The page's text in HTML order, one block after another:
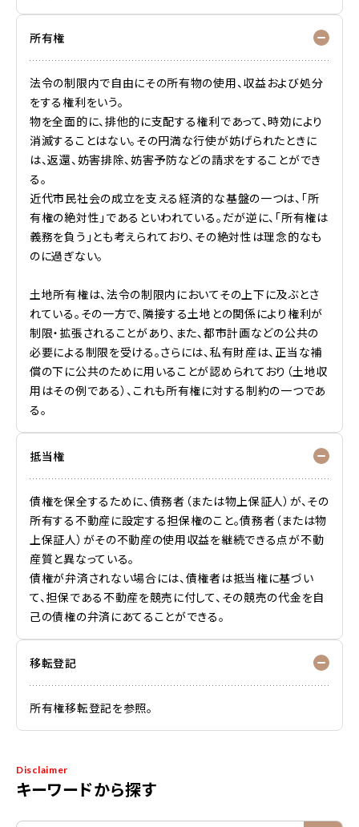
Disclaimer
キーワードから探す
所有権
法令の制限内で自由にその所有物の使用、収益および処分
をする権利をいう。
物を全面的に、排他的に支配する権利であって、時効により
消滅することはない。その円満な行使が妨げられたときに
は、返還、妨害排除、妨害予防などの請求をすることができ
る。
近代市民社会の成立を支える経済的な基盤の一つは、「所
有権の絶対性」であるといわれている。だが逆に、「所有権は
義務を負う」とも考えられており、その絶対性は理念的なも
のに過ぎない。
土地所有権は、法令の制限内においてその上下に及ぶとさ
れている。その一方で、隣接する土地との関係により権利が
制限・拡張されることがあり、また、都市計画などの公共の
必要による制限を受ける。さらには、私有財産は、正当な補
償の下に公共のために用いることが認められており（土地収
用はその例である）、これも所有権に対する制約の一つであ
る。
抵当権
債権を保全するために、債務者（または物上保証人）が、その
所有する不動産に設定する担保権のこと。債務者（または物
上保証人）がその不動産の使用収益を継続できる点が不動
産質と異なっている。
債権が弁済されない場合には、債権者は抵当権に基づい
て、担保である不動産を競売に付して、その競売の代金を自
己の債権の弁済にあてることができる。
移転登記
所有権移転登記を参照。